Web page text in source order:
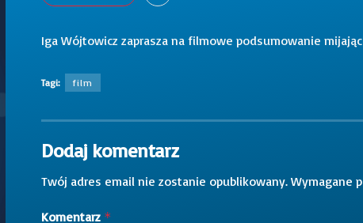
Iga Wójtowicz zaprasza na filmowe podsumowanie
Tagi: film
Dodaj komentarz
Twój adres email nie zostanie opublikowany. Wymagane
Komentarz *